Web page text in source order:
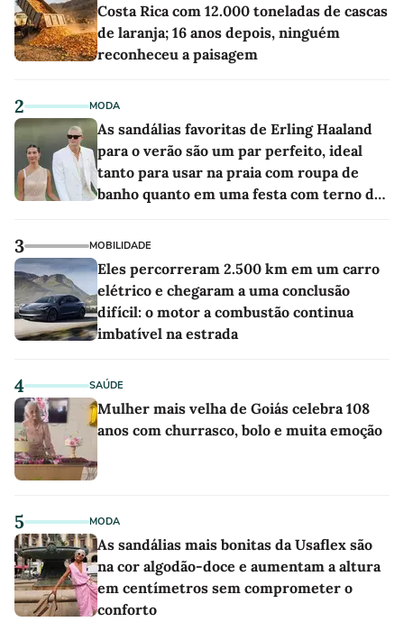
Costa Rica com 12.000 toneladas de cascas
de laranja; 16 anos depois, ninguém
reconheceu a paisagem
2 MODA
As sandálias favoritas de Erling Haaland
para o verão são um par perfeito, ideal
tanto para usar na praia com roupa de
banho quanto em uma festa com terno de
3 MOBILIDADE
Eles percorreram 2.500 km em um carro
elétrico e chegaram a uma conclusão
difícil: o motor a combustão continua
imbatível na estrada
4 SAÚDE
Mulher mais velha de Goiás celebra 108
anos com churrasco, bolo e muita emoção
5 MODA
As sandálias mais bonitas da Usaflex são
na cor algodão-doce e aumentam a altura
em centímetros sem comprometer o
conforto